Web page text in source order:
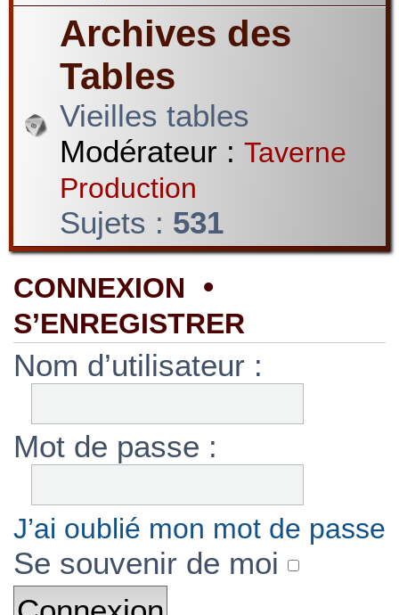
Archives des
Tables
Vieilles tables
Modérateur : Taverne
Production
Sujets : 531
CONNEXION •
S’ENREGISTRER
Nom d’utilisateur :
Mot de passe :
J’ai oublié mon mot de passe
Se souvenir de moi